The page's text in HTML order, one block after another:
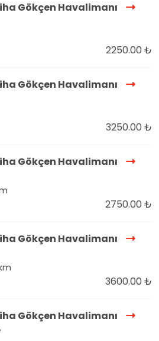
Gökçen Havalimanı
2250.00 ₺
Gökçen Havalimanı
3250.00 ₺
Gökçen Havalimanı
2750.00 ₺
Gökçen Havalimanı
3600.00 ₺
Gökçen Havalimanı